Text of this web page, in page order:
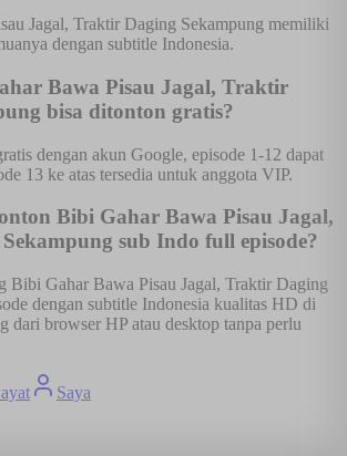
Jagal, Traktir Daging Sekampung memiliki
dengan subtitle Indonesia.
Bawa Pisau Jagal, Traktir
bisa ditonton gratis?
dengan akun Google, episode 1-12 dapat
13 ke atas tersedia untuk anggota VIP.
Bibi Gahar Bawa Pisau Jagal,
sub Indo full episode?
Bibi Gahar Bawa Pisau Jagal, Traktir Daging
dengan subtitle Indonesia kualitas HD di
dari browser HP atau desktop tanpa perlu
Saya